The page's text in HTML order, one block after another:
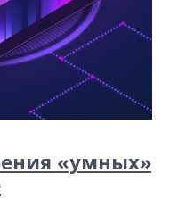
«умных»